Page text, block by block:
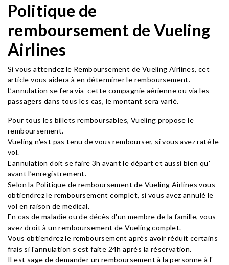
Politique de
remboursement de Vueling
Airlines
Si vous attendez le Remboursement de Vueling Airlines, cet
article vous aidera à en déterminer le remboursement.
L’annulation se fera via cette compagnie aérienne ou via les
passagers dans tous les cas, le montant sera varié.
Pour tous les billets remboursables, Vueling propose le
remboursement.
Vueling n'est pas tenu de vous rembourser, si vous avez raté le
vol.
L’annulation doit se faire 3h avant le départ et aussi bien qu'
avant l’enregistrement.
Selon la Politique de remboursement de Vueling Airlines vous
obtiendrez le remboursement complet, si vous avez annulé le
vol en raison de medical.
En cas de maladie ou de décès d'un membre de la famille, vous
avez droit à un remboursement de Vueling complet.
Vous obtiendrez le remboursement après avoir réduit certains
frais si l'annulation s’est faite 24h après la réservation.
Il est sage de demander un remboursement à la personne à l'